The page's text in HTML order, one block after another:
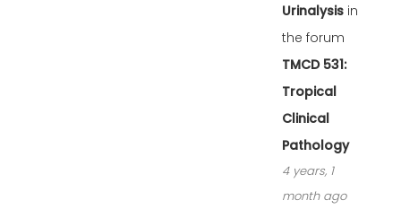
Urinalysis in
the forum
TMCD 531:
Tropical
Clinical
Pathology
4 years, 1
month ago